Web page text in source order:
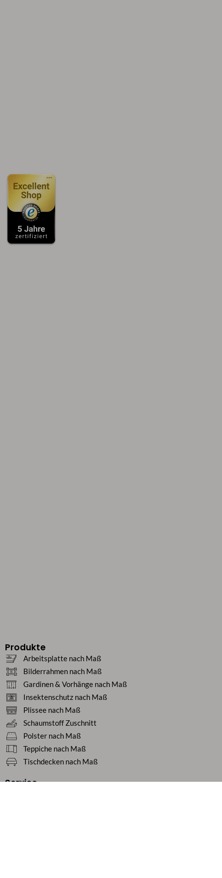
Produkte
Arbeitsplatte nach Maß
Bilderrahmen nach Maß
Gardinen & Vorhänge nach Maß
Insektenschutz nach Maß
Plissee nach Maß
Schaumstoff Zuschnitt
Polster nach Maß
Teppiche nach Maß
Tischdecken nach Maß
Service